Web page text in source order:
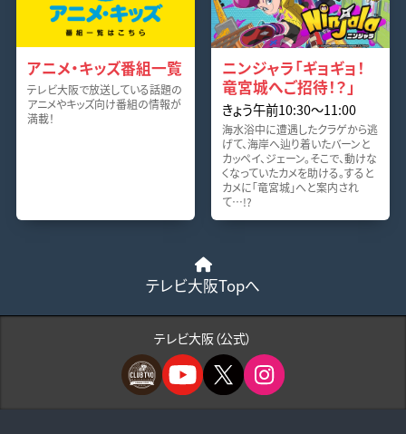
アニメ・キッズ番組一覧
テレビ大阪で放送している話題の
アニメやキッズ向け番組の情報が
満載！
ニンジャラ「ギョギョ！
竜宮城へご招待！？」
きょう午前10:30〜11:00
海水浴中に遭遇したクラゲから逃
げて、海岸へ辿り着いたバーンと
カッペイ、ジェーン。そこで、動けな
くなっていたカメを助ける。すると
カメに「竜宮城」へと案内され
て…!?
テレビ大阪Topへ
テレビ大阪（公式）